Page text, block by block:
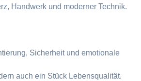
Handwerk und moderner Technik.
Sicherheit und emotionale
auch ein Stück Lebensqualität.